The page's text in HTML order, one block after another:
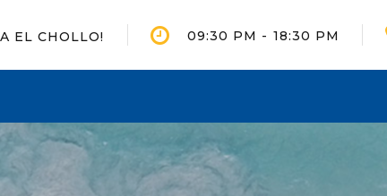
EL CHOLLO! 09:30 PM - 18:30 PM